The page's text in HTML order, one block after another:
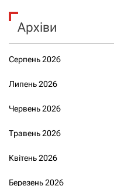
Архіви
Серпень 2026
Липень 2026
Червень 2026
Травень 2026
Квітень 2026
Березень 2026